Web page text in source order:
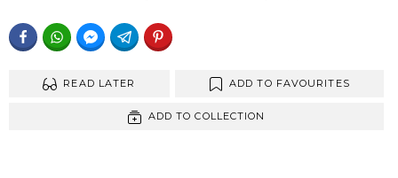
FACEBOOKWHATSAPPFACEBOOK MESSENGER
TELEGRAM
READ LATER ADD TO FAVOURITES
ADD TO COLLECTION